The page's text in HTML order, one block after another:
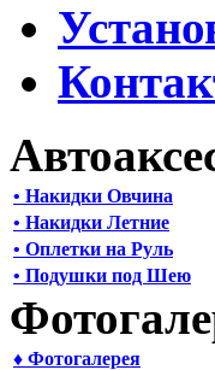
• Накидки Овчина
• Накидки Летние
• Оплетки на Руль
• Подушки под Шею
♦ Фотогалерея